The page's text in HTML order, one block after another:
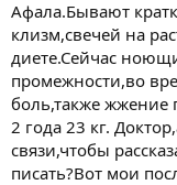
Афала.Бывают
клизм,свечей на
диете.Сейчас
промежности,во
боль,также жжение
2 года 23 кг.
связи,чтобы
писать?Вот мои